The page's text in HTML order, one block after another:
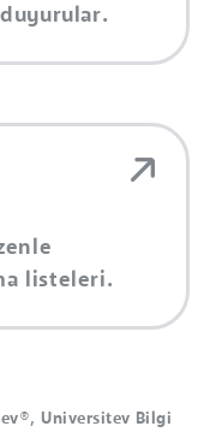
listeleri.
Universitev Bilgi